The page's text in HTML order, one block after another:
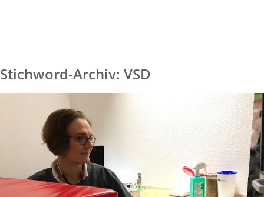
Stichword-Archiv: VSD